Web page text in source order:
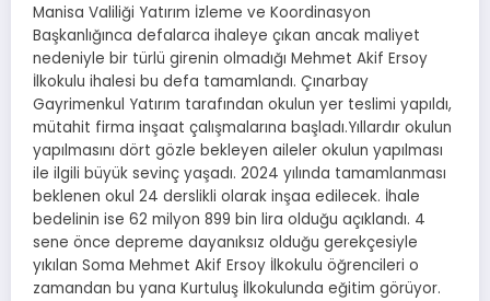
Manisa Valiliği Yatırım İzleme ve Koordinasyon
Başkanlığınca defalarca ihaleye çıkan ancak maliyet
nedeniyle bir türlü girenin olmadığı Mehmet Akif Ersoy
İlkokulu ihalesi bu defa tamamlandı. Çınarbay
Gayrimenkul Yatırım tarafından okulun yer teslimi yapıldı,
mütahit firma inşaat çalışmalarına başladı.Yıllardır okulun
yapılmasını dört gözle bekleyen aileler okulun yapılması
ile ilgili büyük sevinç yaşadı. 2024 yılında tamamlanması
beklenen okul 24 derslikli olarak inşaa edilecek. İhale
bedelinin ise 62 milyon 899 bin lira olduğu açıklandı. 4
sene önce depreme dayanıksız olduğu gerekçesiyle
yıkılan Soma Mehmet Akif Ersoy İlkokulu öğrencileri o
zamandan bu yana Kurtuluş İlkokulunda eğitim görüyor.